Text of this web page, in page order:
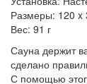
Размеры: 120 x
Вес: 91 г
Сауна держит
сделано
С помощью